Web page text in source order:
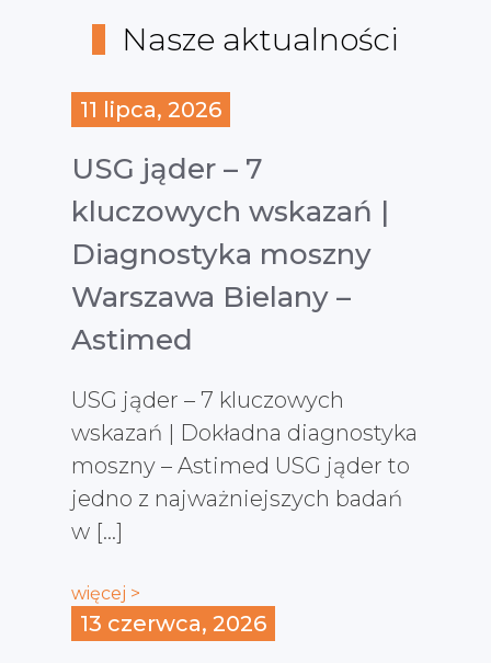
Nasze aktualności
11 lipca, 2026
USG jąder – 7
kluczowych wskazań |
Diagnostyka moszny
Warszawa Bielany –
Astimed
USG jąder – 7 kluczowych
wskazań | Dokładna diagnostyka
moszny – Astimed USG jąder to
jedno z najważniejszych badań
w […]
więcej >
13 czerwca, 2026